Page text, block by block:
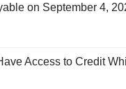
on September 4,
Access to Credit